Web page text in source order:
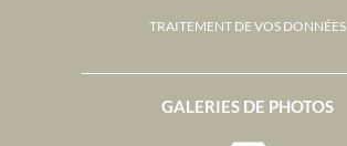
GALERIES DE PHOTOS
TRAITEMENT DE VOS DONNÉES